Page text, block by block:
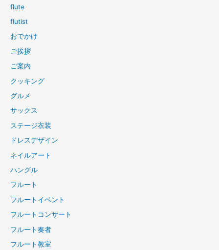
flute
flutist
おでかけ
ご挨拶
ご案内
クッキング
グルメ
サックス
ステージ衣装
ドレスデザイン
ネイルアート
ハングル
フルート
フルートイベント
フルートコンサート
フルート奏者
フルート教室